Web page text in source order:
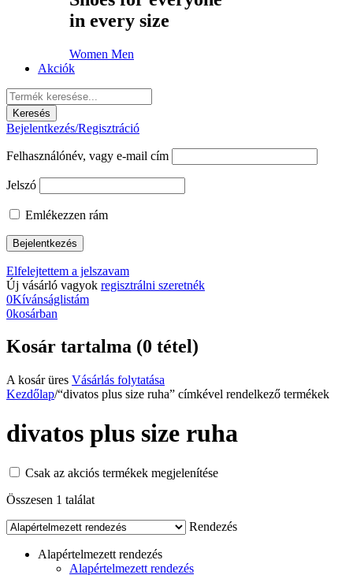
in every size
Women Men
Akciók
Bejelentkezés/Regisztráció
Felhasználónév, vagy e-mail cím
Jelszó
Emlékezzen rám
Elfelejtettem a jelszavam
Új vásárló vagyok regisztrálni szeretnék
0Kívánságlistám
0kosárban
Kosár tartalma (0 tétel)
A kosár üres Vásárlás folytatása
Kezdőlap/“divatos plus size ruha” címkével rendelkező termékek
divatos plus size ruha
Csak az akciós termékek megjelenítése
Összesen 1 találat
Rendezés
Alapértelmezett rendezés
Alapértelmezett rendezés